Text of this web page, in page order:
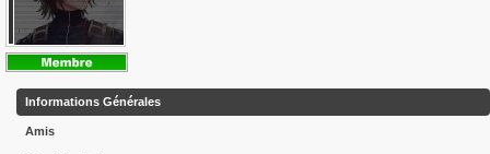
Informations Générales
Amis